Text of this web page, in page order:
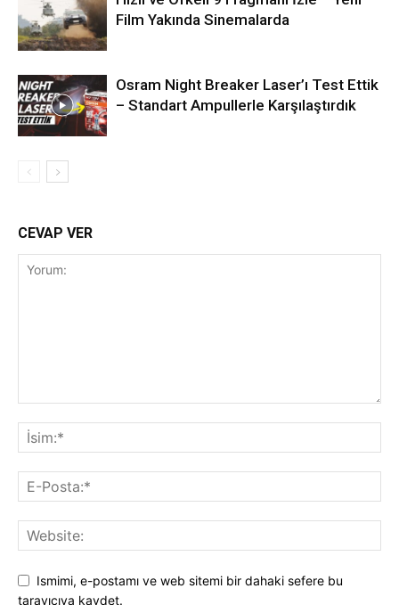
Film Yakında Sinemalarda
Osram Night Breaker Laser’ı Test Ettik
– Standart Ampullerle Karşılaştırdık
CEVAP VER
Ismimi, e-postamı ve web sitemi bir dahaki sefere bu
tarayıcıya kaydet.